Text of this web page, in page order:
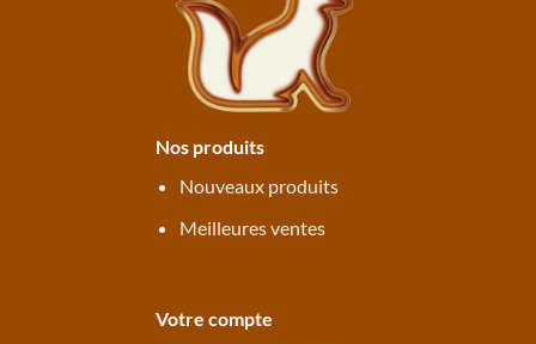
Nos produits
Nouveaux produits
Meilleures ventes
Votre compte